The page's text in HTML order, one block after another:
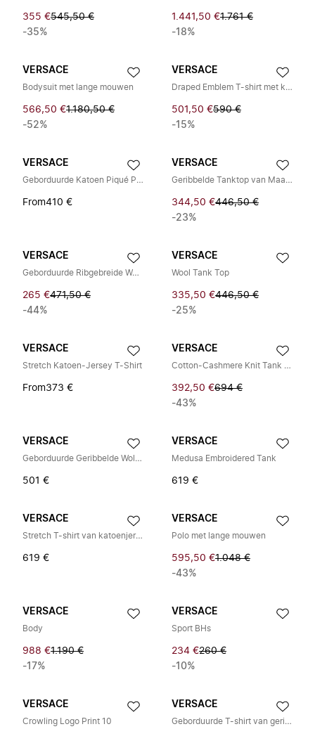
355 €545,50 €
-35%
1.441,50 €1.761 €
-18%
VERSACE
Bodysuit met lange mouwen
566,50 €1.180,50 €
-52%
VERSACE
Draped Emblem T-shirt met korte mouwen
501,50 €590 €
-15%
VERSACE
Geborduurde Katoen Piqué Polo
From410 €
VERSACE
Geribbelde Tanktop van Maagdelijke Wol
344,50 €446,50 €
-23%
VERSACE
Geborduurde Ribgebreide Wollen Tanktop
265 €471,50 €
-44%
VERSACE
Wool Tank Top
335,50 €446,50 €
-25%
VERSACE
Stretch Katoen-Jersey T-Shirt
From373 €
VERSACE
Cotton-Cashmere Knit Tank Top
392,50 €694 €
-43%
VERSACE
Geborduurde Geribbelde Wollen Tanktop
501 €
VERSACE
Medusa Embroidered Tank
619 €
VERSACE
Stretch T-shirt van katoenjersey
619 €
VERSACE
Polo met lange mouwen
595,50 €1.048 €
-43%
VERSACE
Body
988 €1.190 €
-17%
VERSACE
Sport BHs
234 €260 €
-10%
VERSACE
Crowling Logo Print 10
VERSACE
Geborduurde T-shirt van geribbelde wol